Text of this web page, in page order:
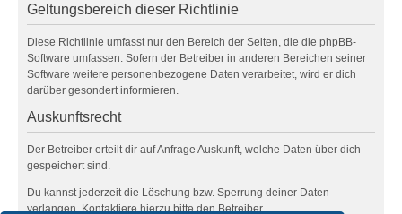
Geltungsbereich dieser Richtlinie
Diese Richtlinie umfasst nur den Bereich der Seiten, die die phpBB-
Software umfassen. Sofern der Betreiber in anderen Bereichen seiner
Software weitere personenbezogene Daten verarbeitet, wird er dich
darüber gesondert informieren.
Auskunftsrecht
Der Betreiber erteilt dir auf Anfrage Auskunft, welche Daten über dich
gespeichert sind.
Du kannst jederzeit die Löschung bzw. Sperrung deiner Daten
verlangen. Kontaktiere hierzu bitte den Betreiber.